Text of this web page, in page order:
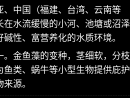
中国（福建、台湾、云南等
水流缓慢的小河、池塘或沼泽
性、富营养化的水质环境。
金鱼藻的变种，茎细软，分枝
类、蜗牛等小型生物提供庇护
源。